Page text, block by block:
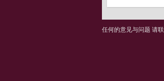
任何的意见与问题 请